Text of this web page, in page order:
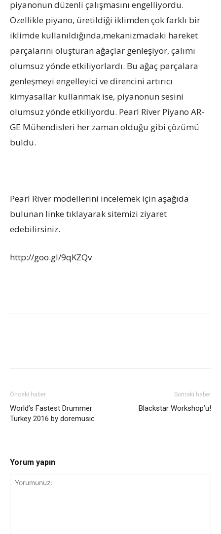
piyanonun düzenli çalışmasını engelliyordu.
Özellikle piyano, üretildiği iklimden çok farklı bir
iklimde kullanıldığında,mekanizmadaki hareket
parçalarını oluşturan ağaçlar genleşiyor, çalımı
olumsuz yönde etkiliyorlardı. Bu ağaç parçalara
genleşmeyi engelleyici ve direncini artırıcı
kimyasallar kullanmak ise, piyanonun sesini
olumsuz yönde etkiliyordu. Pearl River Piyano AR-
GE Mühendisleri her zaman olduğu gibi çözümü
buldu.
Pearl River modellerini incelemek için aşağıda
bulunan linke tıklayarak sitemizi ziyaret
edebilirsiniz.
http://goo.gl/9qKZQv
Önceki haber
World’s Fastest Drummer
Turkey 2016 by doremusic
Sonraki haber
Blackstar Workshop’u!
Yorum yapın